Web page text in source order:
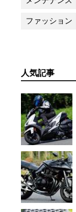
ファッション
人気記事